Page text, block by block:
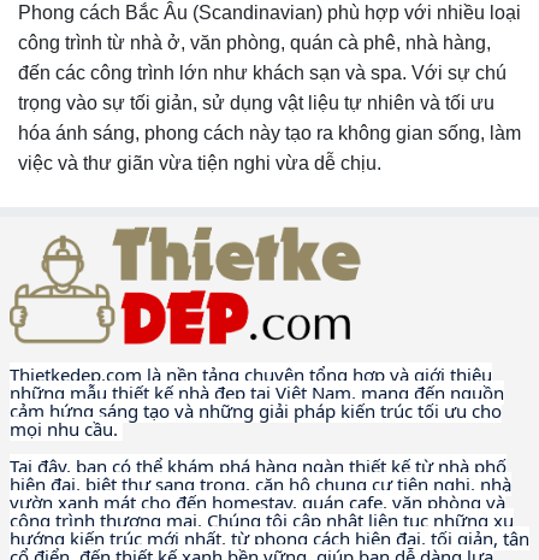
Phong cách Bắc Âu (Scandinavian) phù hợp với nhiều loại
công trình từ nhà ở, văn phòng, quán cà phê, nhà hàng,
đến các công trình lớn như khách sạn và spa. Với sự chú
trọng vào sự tối giản, sử dụng vật liệu tự nhiên và tối ưu
hóa ánh sáng, phong cách này tạo ra không gian sống, làm
việc và thư giãn vừa tiện nghi vừa dễ chịu.
Thietkedep.com là nền tảng chuyên tổng hợp và giới thiệu
những mẫu thiết kế nhà đẹp tại Việt Nam, mang đến nguồn
cảm hứng sáng tạo và những giải pháp kiến trúc tối ưu cho
mọi nhu cầu.
Tại đây, bạn có thể khám phá hàng ngàn thiết kế từ nhà phố
hiện đại, biệt thự sang trọng, căn hộ chung cư tiện nghi, nhà
vườn xanh mát cho đến homestay, quán cafe, văn phòng và
công trình thương mại. Chúng tôi cập nhật liên tục những xu
hướng kiến trúc mới nhất, từ phong cách hiện đại, tối giản, tân